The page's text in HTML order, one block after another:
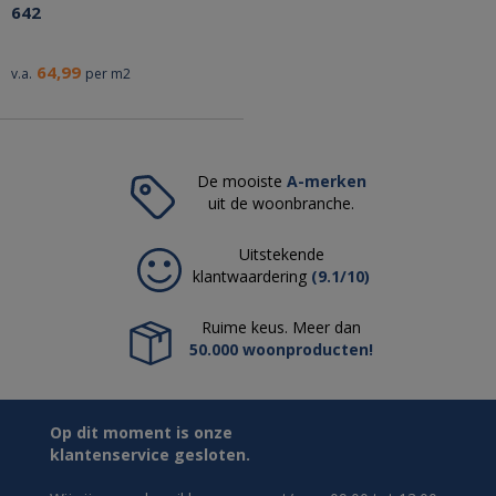
642
v.a. 64,99 per m2
De mooiste A-merken
uit de woonbranche.
Uitstekende
klantwaardering (9.1/10)
Ruime keus. Meer dan
50.000 woonproducten!
Op dit moment is onze
klantenservice gesloten.